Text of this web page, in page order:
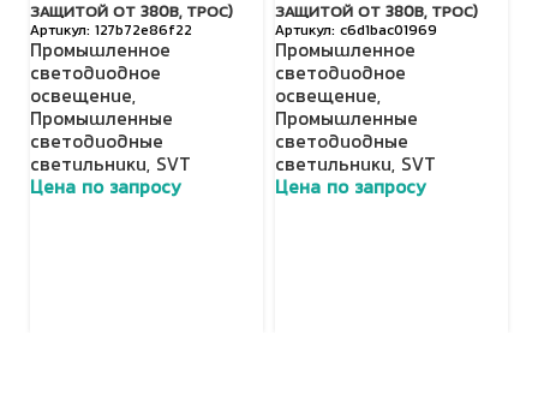
ЗАЩИТОЙ ОТ 380В, ТРОС)
127b72e86f22
Промышленное
светодиодное
освещение,
Промышленные
светодиодные
светильники, SVT
Цена по запросу
ЗАЩИТОЙ ОТ 380В, ТРОС)
c6d1bac01969
Промышленное
светодиодное
освещение,
Промышленные
светодиодные
светильники, SVT
Цена по запросу